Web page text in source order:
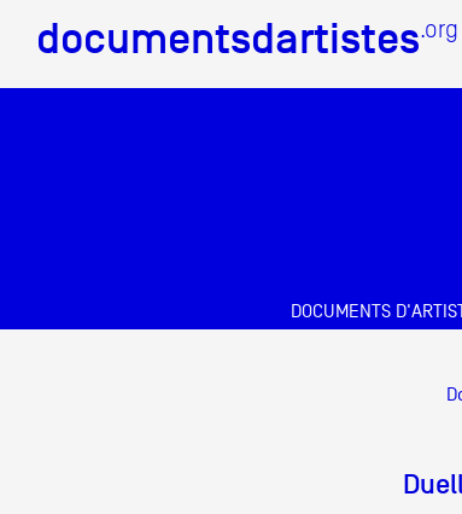
documentsdartistes.org
DOCUMENTS
documentsdartistes.org
Partenaires